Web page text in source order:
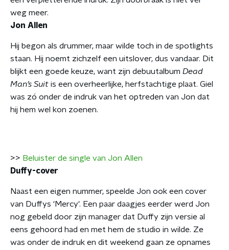
weg meer.
Jon Allen
Hij begon als drummer, maar wilde toch in de spotlights
staan. Hij noemt zichzelf een uitslover, dus vandaar. Dit
blijkt een goede keuze, want zijn debuutalbum Dead
Man’s Suit is een overheerlijke, herfstachtige plaat. Giel
was zó onder de indruk van het optreden van Jon dat
hij hem wel kon zoenen.
>> Beluister de single van Jon Allen
Duffy-cover
Naast een eigen nummer, speelde Jon ook een cover
van Duffys 'Mercy'. Een paar daagjes eerder werd Jon
nog gebeld door zijn manager dat Duffy zijn versie al
eens gehoord had en met hem de studio in wilde. Ze
was onder de indruk en dit weekend gaan ze opnames